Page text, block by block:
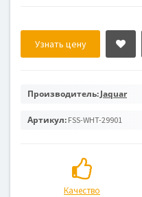
Узнать цену
Производитель:Jaquar
Артикул: FSS-WHT-29901
Качество